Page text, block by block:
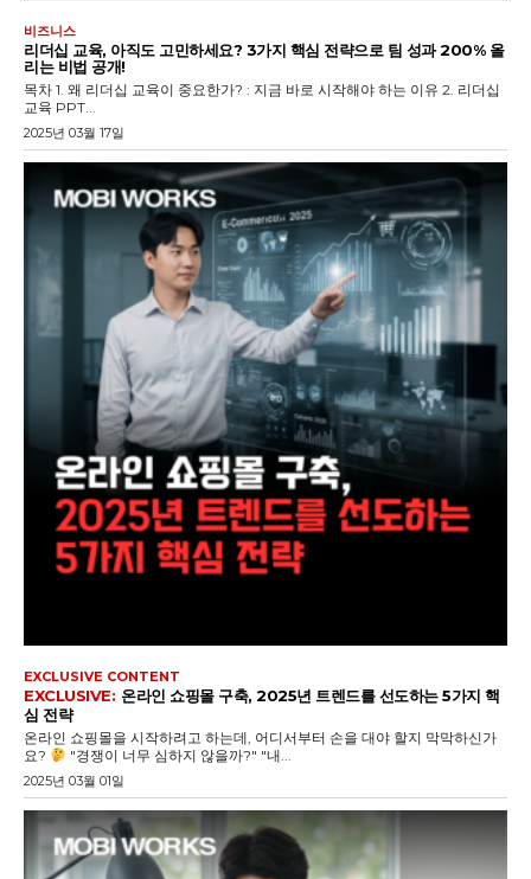
비즈니스
리더십 교육, 아직도 고민하세요? 3가지 핵심 전략으로 팀 성과 200% 올
리는 비법 공개!
목차 1. 왜 리더십 교육이 중요한가? : 지금 바로 시작해야 하는 이유 2. 리더십
교육 PPT...
2025년 03월 17일
EXCLUSIVE CONTENT
온라인 쇼핑몰 구축, 2025년 트렌드를 선도하는 5가지 핵
심 전략
온라인 쇼핑몰을 시작하려고 하는데, 어디서부터 손을 대야 할지 막막하신가
요?
"경쟁이 너무 심하지 않을까?" "내...
2025년 03월 01일